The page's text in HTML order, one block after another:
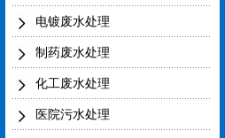
电镀废水处理
制药废水处理
化工废水处理
医院污水处理